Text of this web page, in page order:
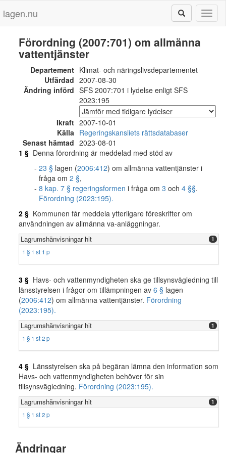
lagen.nu
Förordning (2007:701) om allmänna
vattentjänster
Departement Klimat- och näringslivsdepartementet
Utfärdad 2007-08-30
Ändring införd SFS 2007:701 i lydelse enligt SFS
2023:195
Ikraft 2007-10-01
Källa Regeringskansliets rättsdatabaser
Senast hämtad 2023-08-01
1 § Denna förordning är meddelad med stöd av
23 § lagen (2006:412) om allmänna vattentjänster i
fråga om 2 §,
8 kap. 7 § regeringsformen i fråga om 3 och 4 §§.
Förordning (2023:195).
2 § Kommunen får meddela ytterligare föreskrifter om
användningen av allmänna va-anläggningar.
Lagrumshänvisningar hit 1
1 § 1 st 1 p
3 § Havs- och vattenmyndigheten ska ge tillsynsvägledning till
länsstyrelsen i frågor om tillämpningen av 6 § lagen
(2006:412) om allmänna vattentjänster. Förordning
(2023:195).
Lagrumshänvisningar hit 1
1 § 1 st 2 p
4 § Länsstyrelsen ska på begäran lämna den information som
Havs- och vattenmyndigheten behöver för sin
tillsynsvägledning. Förordning (2023:195).
Lagrumshänvisningar hit 1
1 § 1 st 2 p
Ändringar